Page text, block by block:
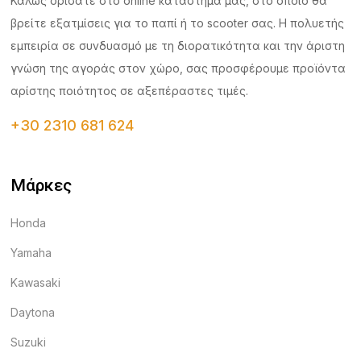
βρείτε εξατμίσεις για το παπί ή το scooter σας. Η πολυετής
εμπειρία σε συνδυασμό με τη διορατικότητα και την άριστη
γνώση της αγοράς στον χώρο, σας προσφέρουμε προϊόντα
αρίστης ποιότητος σε αξεπέραστες τιμές.
+30 2310 681 624
Μάρκες
Honda
Yamaha
Kawasaki
Daytona
Suzuki